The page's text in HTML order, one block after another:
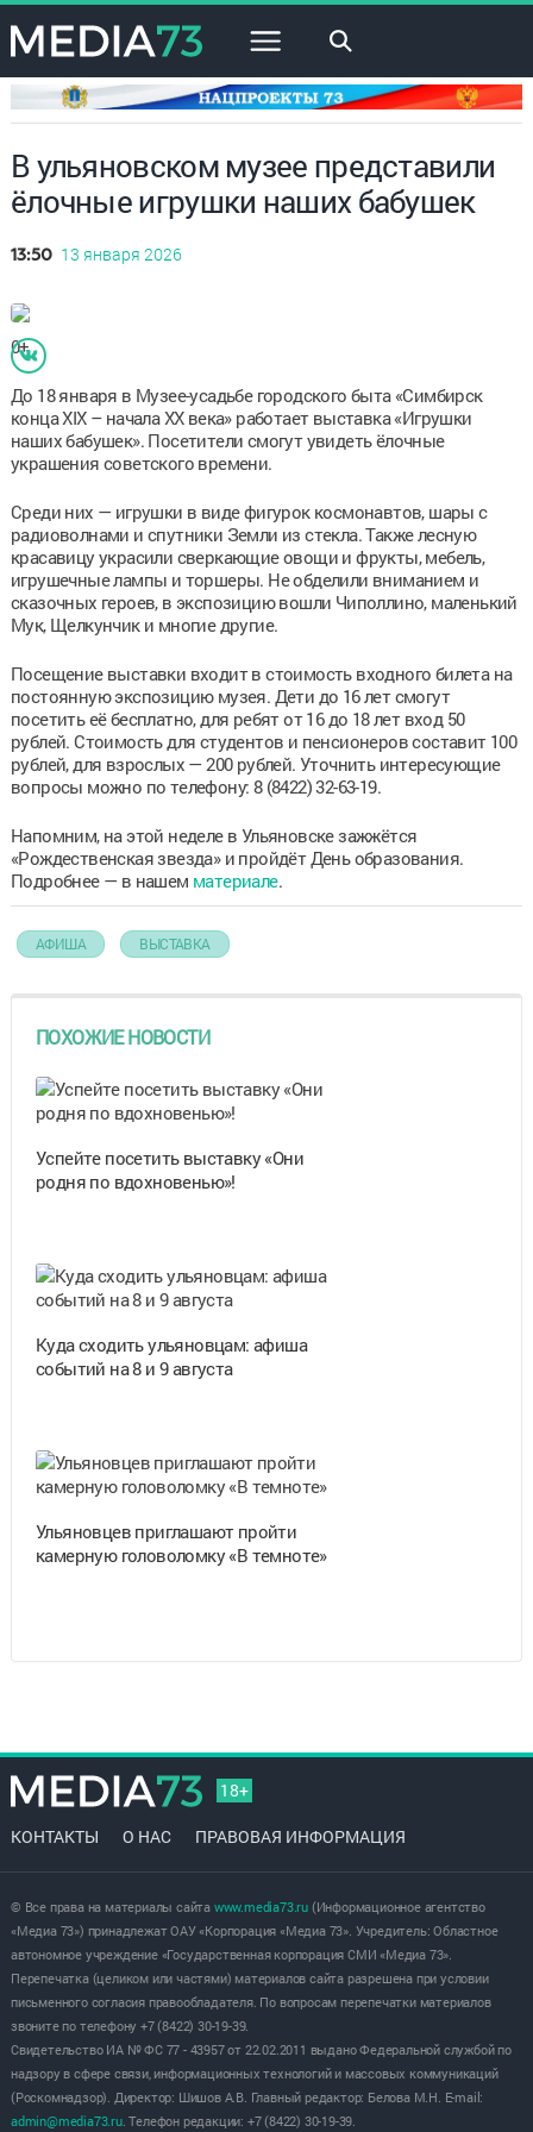
×
В ульяновском музее представили
ёлочные игрушки наших бабушек
13:50 13 января 2026
0+
До 18 января в Музее-усадьбе городского быта «Симбирск
конца XIX – начала XX века» работает выставка «Игрушки
наших бабушек». Посетители смогут увидеть ёлочные
украшения советского времени.
Среди них — игрушки в виде фигурок космонавтов, шары с
радиоволнами и спутники Земли из стекла. Также лесную
красавицу украсили сверкающие овощи и фрукты, мебель,
игрушечные лампы и торшеры. Не обделили вниманием и
сказочных героев, в экспозицию вошли Чиполлино, маленький
Мук, Щелкунчик и многие другие.
Посещение выставки входит в стоимость входного билета на
постоянную экспозицию музея. Дети до 16 лет смогут
посетить её бесплатно, для ребят от 16 до 18 лет вход 50
рублей. Стоимость для студентов и пенсионеров составит 100
рублей, для взрослых — 200 рублей. Уточнить интересующие
вопросы можно по телефону: 8 (8422) 32-63-19.
Напомним, на этой неделе в Ульяновске зажжётся
«Рождественская звезда» и пройдёт День образования.
Подробнее — в нашем материале.
АФИША ВЫСТАВКА
ПОХОЖИЕ НОВОСТИ
Успейте посетить выставку «Они
родня по вдохновенью»!
Куда сходить ульяновцам: афиша
событий на 8 и 9 августа
Ульяновцев приглашают пройти
камерную головоломку «В темноте»
18+
КОНТАКТЫ О НАС ПРАВОВАЯ ИНФОРМАЦИЯ
© Все права на материалы сайта www.media73.ru(Информационное агентство
«Медиа 73») принадлежат ОАУ «Корпорация «Медиа 73». Учредитель: Областное
автономное учреждение «Государственная корпорация СМИ «Медиа 73».
Перепечатка (целиком или частями) материалов сайта разрешена при условии
письменного согласия правообладателя. По вопросам перепечатки материалов
звоните по телефону +7 (8422) 30-19-39.
Свидетельство ИА № ФС 77 - 43957 от 22.02.2011 выдано Федеральной службой по
надзору в сфере связи, информационных технологий и массовых коммуникаций
(Роскомнадзор). Директор: Шишов А.В. Главный редактор: Белова М.Н. E-mail:
admin@media73.ru. Телефон редакции: +7 (8422) 30-19-39.